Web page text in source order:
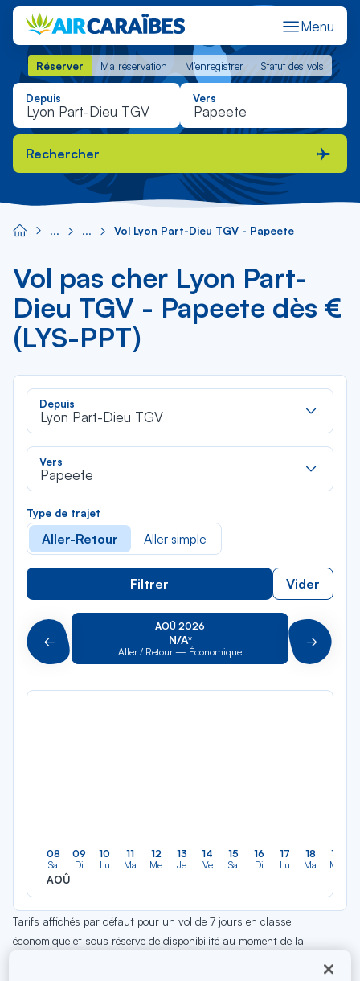
Menu
Réserver Ma réservation M'enregistrer Statut des vols
Réserver Ma réservation M'enregistrer Statut des vols
Depuis Vers
Rechercher
Vol Lyon Part-Dieu TGV - Papeete
Vol pas cher Lyon Part-
Dieu TGV - Papeete dès €
(LYS-PPT)
Depuis
Lyon Part-Dieu TGV
Vers
Papeete
Type de trajet
Aller-Retour Aller simple
Filtrer Vider
Précédent
AOÛ 2026
N/A*
Aller / Retour — Économique Suivant
08
Sa
AOÛ
09
Di
10
Lu
11
Ma
12
Me
13
Je
14
Ve
15
Sa
16
Di
17
Lu
18
Ma
19
Me
Tarifs affichés par défaut pour un vol de 7 jours en classe
économique et sous réserve de disponibilité au moment de la